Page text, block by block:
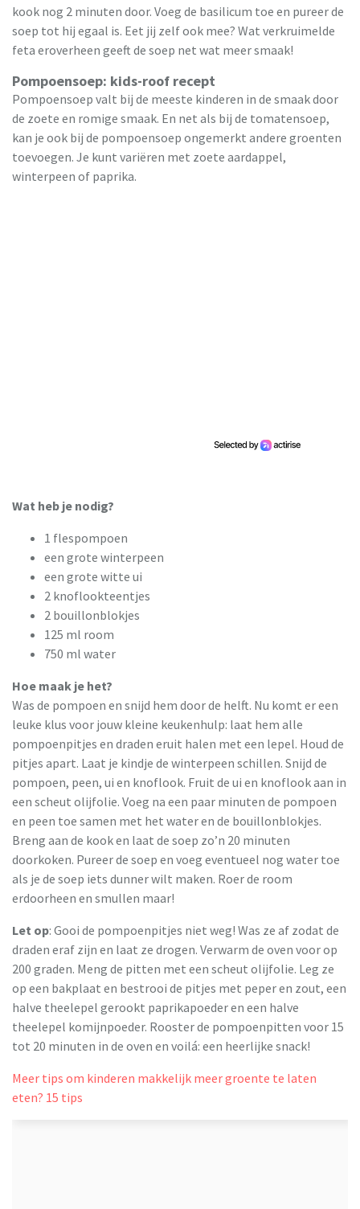
kook nog 2 minuten door. Voeg de basilicum toe en pureer de
soep tot hij egaal is. Eet jij zelf ook mee? Wat verkruimelde
feta eroverheen geeft de soep net wat meer smaak!
Pompoensoep: kids-roof recept
Pompoensoep valt bij de meeste kinderen in de smaak door
de zoete en romige smaak. En net als bij de tomatensoep,
kan je ook bij de pompoensoep ongemerkt andere groenten
toevoegen. Je kunt variëren met zoete aardappel,
winterpeen of paprika.
Wat heb je nodig?
1 flespompoen
een grote winterpeen
een grote witte ui
2 knoflookteentjes
2 bouillonblokjes
125 ml room
750 ml water
Hoe maak je het?
Was de pompoen en snijd hem door de helft. Nu komt er een
leuke klus voor jouw kleine keukenhulp: laat hem alle
pompoenpitjes en draden eruit halen met een lepel. Houd de
pitjes apart. Laat je kindje de winterpeen schillen. Snijd de
pompoen, peen, ui en knoflook. Fruit de ui en knoflook aan in
een scheut olijfolie. Voeg na een paar minuten de pompoen
en peen toe samen met het water en de bouillonblokjes.
Breng aan de kook en laat de soep zo’n 20 minuten
doorkoken. Pureer de soep en voeg eventueel nog water toe
als je de soep iets dunner wilt maken. Roer de room
erdoorheen en smullen maar!
Let op: Gooi de pompoenpitjes niet weg! Was ze af zodat de
draden eraf zijn en laat ze drogen. Verwarm de oven voor op
200 graden. Meng de pitten met een scheut olijfolie. Leg ze
op een bakplaat en bestrooi de pitjes met peper en zout, een
halve theelepel gerookt paprikapoeder en een halve
theelepel komijnpoeder. Rooster de pompoenpitten voor 15
tot 20 minuten in de oven en voilá: een heerlijke snack!
Meer tips om kinderen makkelijk meer groente te laten
eten? 15 tips